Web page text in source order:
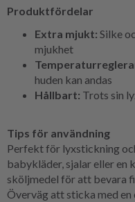
Produktfördelar
Extra mjukt: Silke
mjukhet
huden kan andas
Hållbart: Trots sin
Tips för användning
Perfekt för lyxstickning
babykläder, sjalar eller en
sköljmedel för att bevara
Överväg att sticka med